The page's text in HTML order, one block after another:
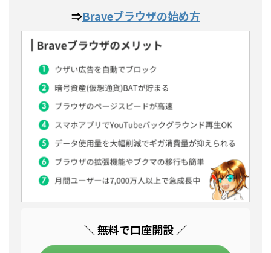
⇒Braveブラウザの始め方
＼ 無料で口座開設 ／